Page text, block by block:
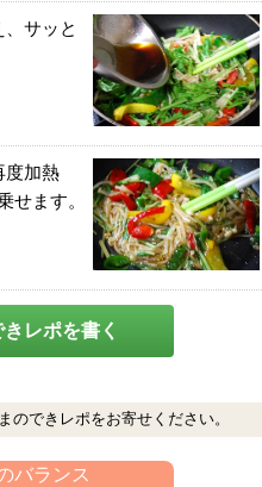
、サッと
度加熱
せます。
レポを書く
のできレポをお寄せください。
バランス